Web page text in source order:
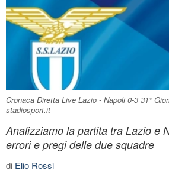
Cronaca Diretta Live Lazio - Napoli 0-3 31°
stadiosport.it
Analizziamo la partita tra Lazio e
errori e pregi delle due squadre
di Elio Rossi